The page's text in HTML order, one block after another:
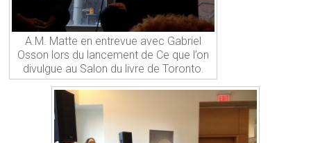
A.M. Matte en entrevue avec Gabriel
Osson lors du lancement de Ce que l’on
divulgue au Salon du livre de Toronto.